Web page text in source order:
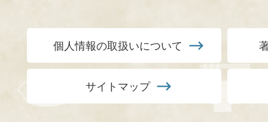
個人情報の取扱いについて
サイトマップ